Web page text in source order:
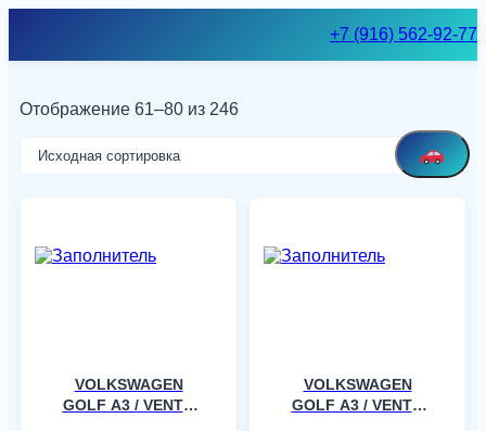
+7 (916) 562-92-77
Отображение 61–80 из 246
VOLKSWAGEN
GOLF A3 / VENTO
VOLKSWAGEN
GOLF A3 / VENTO